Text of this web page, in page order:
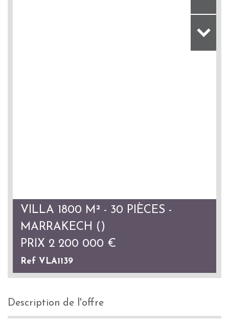
VILLA 1800 M² - 30 PIÈCES -
MARRAKECH ()
PRIX 2 200 000 €
Ref VLA1139
description de l'offre